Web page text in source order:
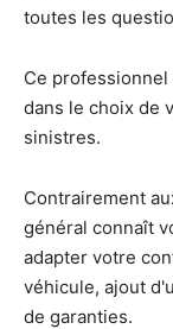
toutes les
Ce professionnel
dans le choix de
sinistres.
Contrairement
général connaît
adapter votre
véhicule, ajout
de garanties.